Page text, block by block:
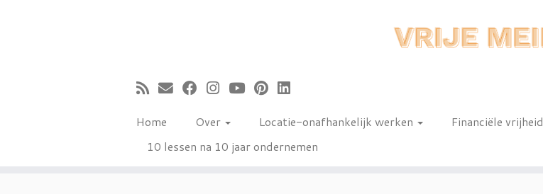
Home Over Locatie-onafhankelijk werken Financiële vrijheid
10 lessen na 10 jaar ondernemen